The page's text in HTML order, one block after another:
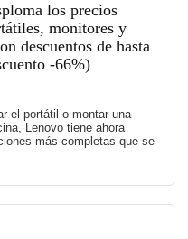
los precios
monitores y
descuentos de hasta
-66%)
el portátil o montar una
Lenovo tiene ahora
más completas que se